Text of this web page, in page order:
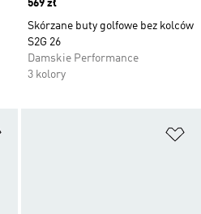
Price
569 zł
Skórzane buty golfowe bez kolców
S2G 26
Damskie Performance
3 kolory